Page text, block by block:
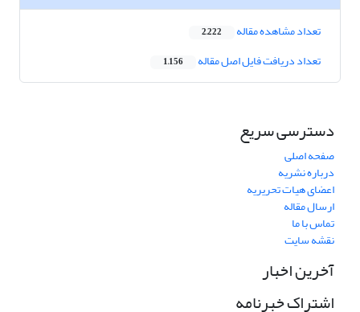
تعداد مشاهده مقاله 2,222
تعداد دریافت فایل اصل مقاله 1,156
دسترسی سریع
صفحه اصلی
درباره نشریه
اعضای هیات تحریریه
ارسال مقاله
تماس با ما
نقشه سایت
آخرین اخبار
اشتراک خبرنامه